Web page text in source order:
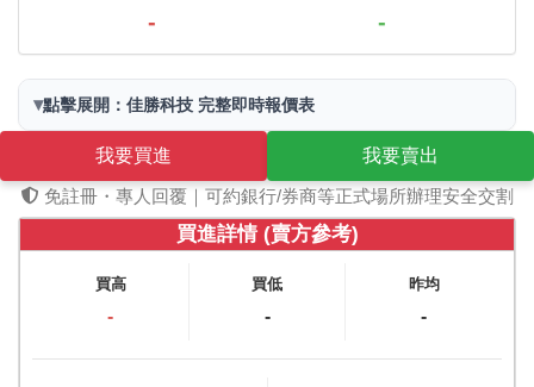
- -
▾點擊展開：佳勝科技 完整即時報價表
我要買進
我要賣出
免註冊・專人回覆｜可約銀行/券商等正式場所辦理安全交割
買進詳情 (賣方參考)
買高
-
買低
-
昨均
-